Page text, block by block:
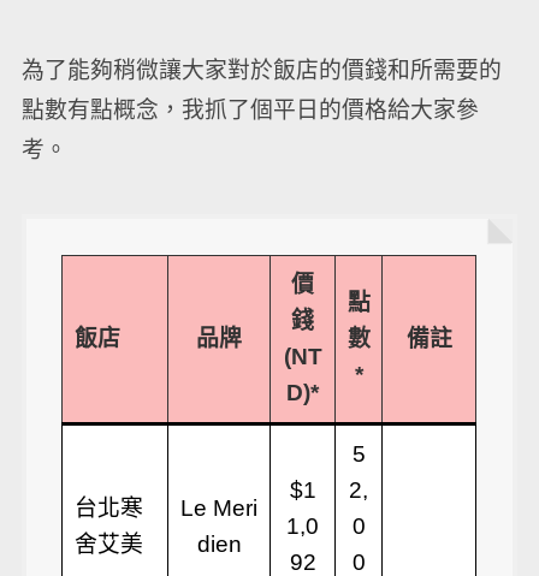
為了能夠稍微讓大家對於飯店的價錢和所需要的
點數有點概念，我抓了個平日的價格給大家參
考。
飯店 品牌
價
錢
(NT
D)*
點
數
*
備註
台北寒
舍艾美
Le Meri
dien
$1
1,0
92
5
2,
0
0